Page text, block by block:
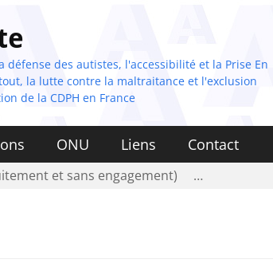
des autistes, l'accessibilité et la Prise En
la lutte contre la maltraitance et l'exclusion
de la CDPH en France
ONU Liens Contact
et sans engagement) …